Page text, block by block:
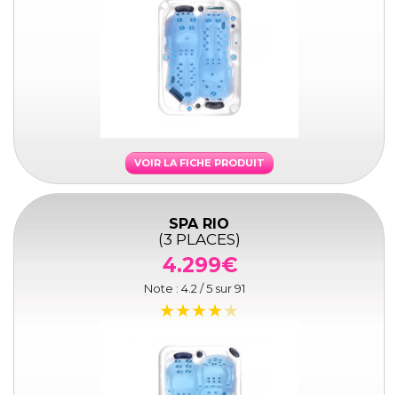
VOIR LA FICHE PRODUIT
SPA RIO
(3 PLACES)
4.299€
Note : 4.2 / 5 sur91